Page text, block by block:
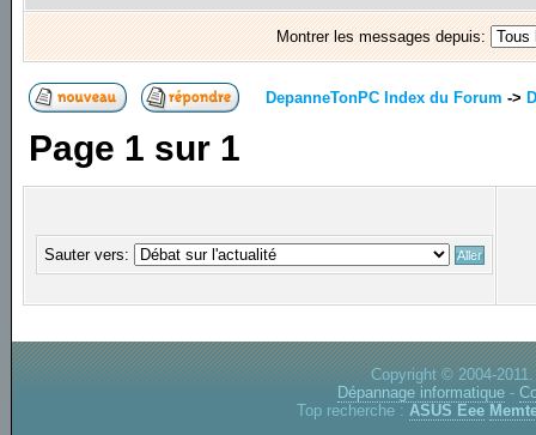
Montrer les messages depuis:
DepanneTonPC Index du Forum ->
Page 1 sur 1
Sauter vers:
Copyright © 2004-
Dépannage informatique -
Top recherche : ASUS Eee